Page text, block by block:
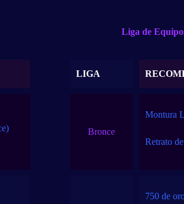
Liga de
LIGA
Bronce
Montura
Retrato
750 de